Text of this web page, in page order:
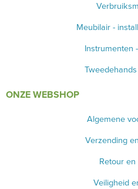
Meubilair -
Instrumenten
ONZE WEBSHOP
Algemene
Verzending
Retour en
Veiligheid